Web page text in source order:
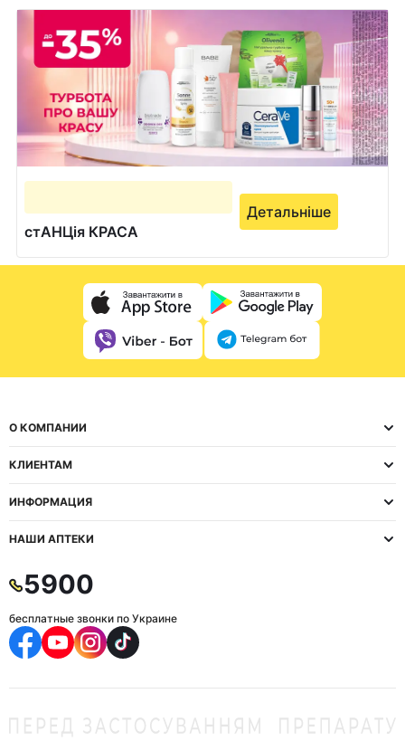
стАНЦія КРАСА
Детальніше
О КОМПАНИИ
КЛИЕНТАМ
ИНФОРМАЦИЯ
НАШИ АПТЕКИ
5900
бесплатные звонки по Украине